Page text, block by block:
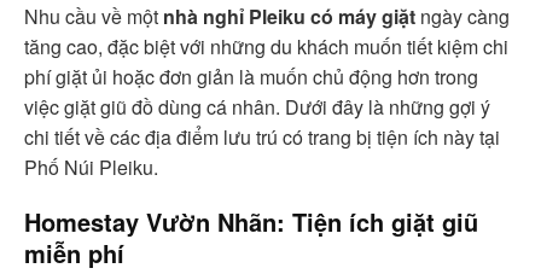
Nhu cầu về một nhà nghỉ Pleiku có máy giặt ngày càng
tăng cao, đặc biệt với những du khách muốn tiết kiệm chi
phí giặt ủi hoặc đơn giản là muốn chủ động hơn trong
việc giặt giũ đồ dùng cá nhân. Dưới đây là những gợi ý
chi tiết về các địa điểm lưu trú có trang bị tiện ích này tại
Phố Núi Pleiku.
Homestay Vườn Nhãn: Tiện ích giặt giũ
miễn phí